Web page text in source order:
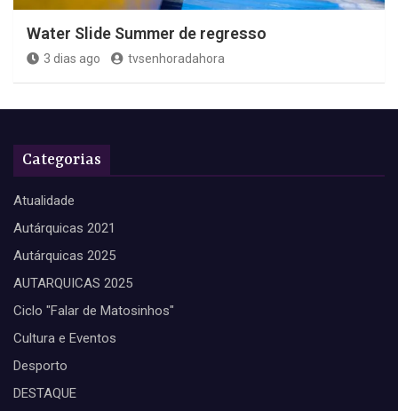
Water Slide Summer de regresso
3 dias ago tvsenhoradahora
Categorias
Atualidade
Autárquicas 2021
Autárquicas 2025
AUTARQUICAS 2025
Ciclo "Falar de Matosinhos"
Cultura e Eventos
Desporto
DESTAQUE